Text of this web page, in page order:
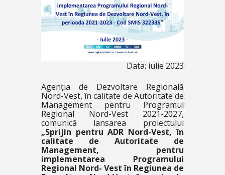
Data: iulie 2023
Agenția de Dezvoltare Regională
Nord-Vest, în calitate de Autoritate de
Management pentru Programul
Regional Nord-Vest 2021-2027,
comunică lansarea proiectului
„Sprijin pentru ADR Nord-Vest, în
calitate de Autoritate de
Management, pentru
implementarea Programului
Regional Nord- Vest în Regiunea de